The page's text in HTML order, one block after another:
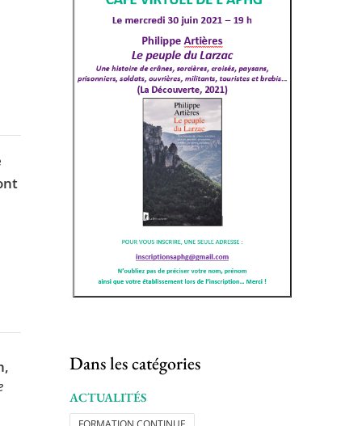
Dans les catégories
ACTUALITÉS